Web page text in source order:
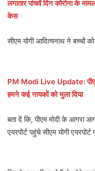
लगातार पांचवें दिन कोरोना के
केस
सीएम योगी आदित्यनाथ ने बच्चों को
PM Modi Live Update: पीएम
हमने कई नायकों को भुला दिया
बता दें कि, पीएम मोदी के आगरा
एयरपोर्ट पहुंचे सीएम योगी